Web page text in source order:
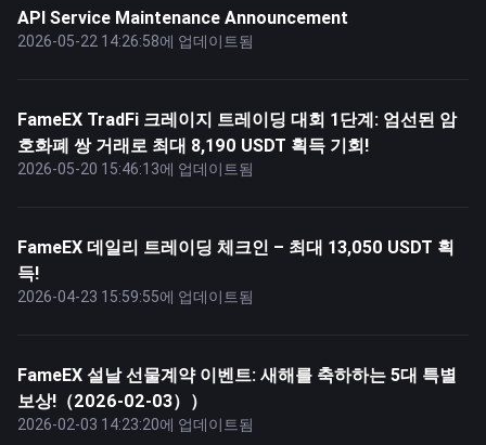
API Service Maintenance Announcement
2026-05-22 14:26:58에 업데이트됨
FameEX TradFi 크레이지 트레이딩 대회 1단계: 엄선된 암
호화폐 쌍 거래로 최대 8,190 USDT 획득 기회!
2026-05-20 15:46:13에 업데이트됨
FameEX 데일리 트레이딩 체크인 – 최대 13,050 USDT 획
득!
2026-04-23 15:59:55에 업데이트됨
FameEX 설날 선물계약 이벤트: 새해를 축하하는 5대 특별
보상!（2026-02-03））
2026-02-03 14:23:20에 업데이트됨